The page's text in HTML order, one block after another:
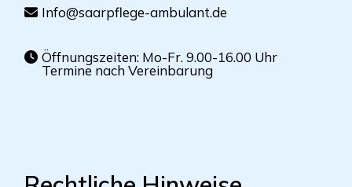
Info@saarpflege-ambulant.de
Öffnungszeiten: Mo-Fr. 9.00-16.00 Uhr
Termine nach Vereinbarung